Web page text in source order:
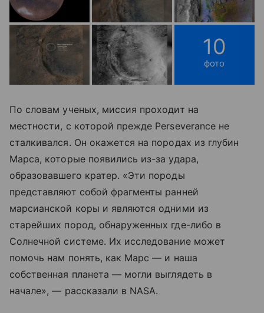
10
фото
По словам ученых, миссия проходит на
местности, с которой прежде Perseverance не
сталкивался. Он окажется на породах из глубин
Марса, которые появились из-за удара,
образовавшего кратер. «Эти породы
представляют собой фрагменты ранней
марсианской коры и являются одними из
старейших пород, обнаруженных где-либо в
Солнечной системе. Их исследование может
помочь нам понять, как Марс — и наша
собственная планета — могли выглядеть в
начале», — рассказали в NASA.